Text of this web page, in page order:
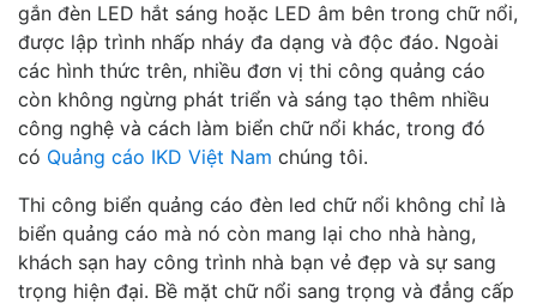
gắn đèn LED hắt sáng hoặc LED âm bên trong chữ nổi,
được lập trình nhấp nháy đa dạng và độc đáo. Ngoài
các hình thức trên, nhiều đơn vị thi công quảng cáo
còn không ngừng phát triển và sáng tạo thêm nhiều
công nghệ và cách làm biển chữ nổi khác, trong đó
có Quảng cáo IKD Việt Nam chúng tôi.
Thi công biển quảng cáo đèn led chữ nổi không chỉ là
biển quảng cáo mà nó còn mang lại cho nhà hàng,
khách sạn hay công trình nhà bạn vẻ đẹp và sự sang
trọng hiện đại. Bề mặt chữ nổi sang trọng và đẳng cấp